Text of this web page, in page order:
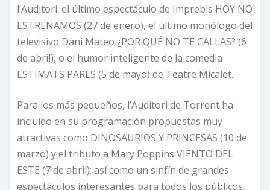
l’Auditori: el último espectáculo de Imprebis HOY NO
ESTRENAMOS (27 de enero), el último monólogo del
televisivo Dani Mateo ¿POR QUÉ NO TE CALLAS? (6
de abril), o el humor inteligente de la comedia
ESTIMATS PARES (5 de mayo) de Teatre Micalet.
Para los más pequeños, l’Auditori de Torrent ha
incluido en su programación propuestas muy
atractivas como DINOSAURIOS Y PRINCESAS (10 de
marzo) y el tributo a Mary Poppins VIENTO DEL
ESTE (7 de abril); así como un sinfín de grandes
espectáculos interesantes para todos los públicos,